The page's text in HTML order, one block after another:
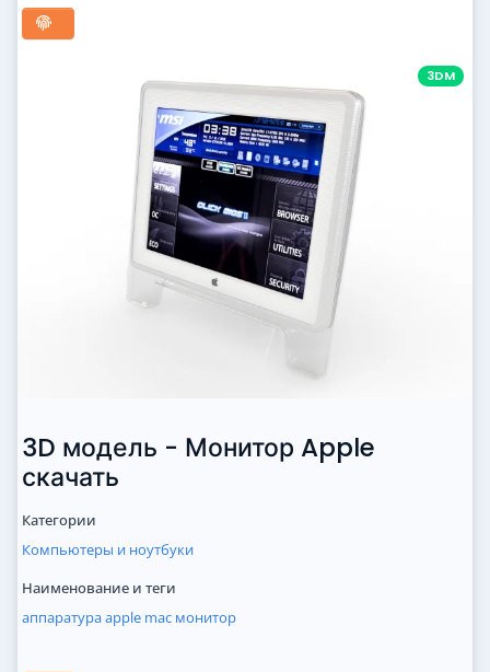
3DM
3D модель - Монитор Apple
скачать
Категории
Компьютеры и ноутбуки
Наименование и теги
аппаратураapple mac монитор